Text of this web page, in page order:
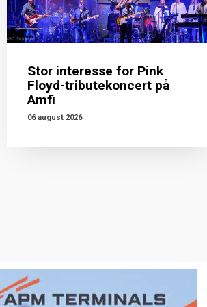
Stor interesse for Pink
Floyd-tributekoncert på
Amfi
06 august 2026